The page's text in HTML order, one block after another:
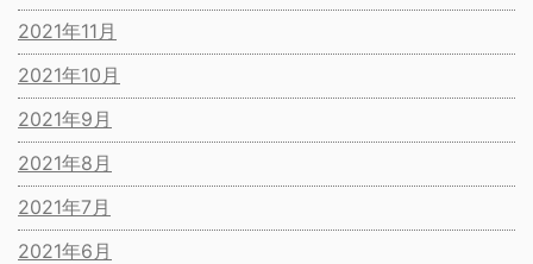
2021年11月
2021年10月
2021年9月
2021年8月
2021年7月
2021年6月